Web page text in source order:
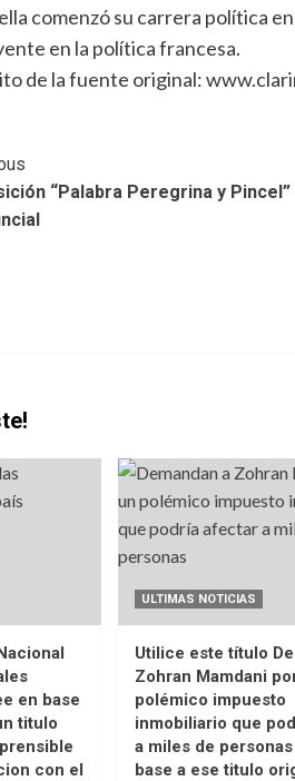
comenzó su carrera política
en la política francesa.
de la fuente original:
“Palabra Peregrina y
en base
titulo
con el
ULTIMAS NOTICIAS
Utilice este título
Zohran Mamdani
polémico impuesto
inmobiliario que
a miles de
base a ese titulo